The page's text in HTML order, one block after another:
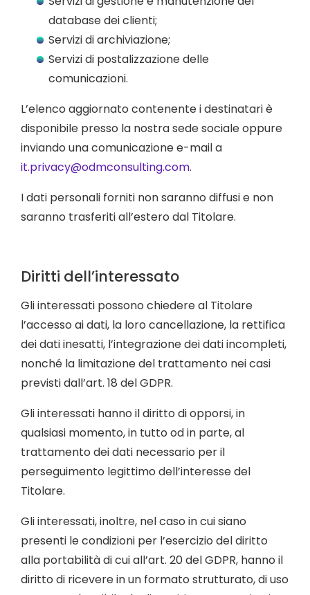
database dei clienti;
Servizi di archiviazione;
Servizi di postalizzazione delle
comunicazioni.
L’elenco aggiornato contenente i destinatari è
disponibile presso la nostra sede sociale oppure
inviando una comunicazione e-mail a
it.privacy@odmconsulting.com.
I dati personali forniti non saranno diffusi e non
saranno trasferiti all’estero dal Titolare.
Diritti dell’interessato
Gli interessati possono chiedere al Titolare
l’accesso ai dati, la loro cancellazione, la rettifica
dei dati inesatti, l’integrazione dei dati incompleti,
nonché la limitazione del trattamento nei casi
previsti dall’art. 18 del GDPR.
Gli interessati hanno il diritto di opporsi, in
qualsiasi momento, in tutto od in parte, al
trattamento dei dati necessario per il
perseguimento legittimo dell’interesse del
Titolare.
Gli interessati, inoltre, nel caso in cui siano
presenti le condizioni per l’esercizio del diritto
alla portabilità di cui all’art. 20 del GDPR, hanno il
diritto di ricevere in un formato strutturato, di uso